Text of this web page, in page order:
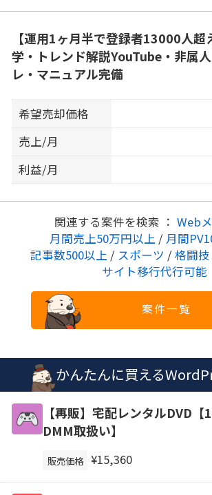
【運用1ヶ月半で登録者13000人
学・トレンド解説YouTube・非属
レ・マニュアル完備
希望売却価格
売上/月
利益/月
関連する案件を検索 ： Web
月間売上50万円以上 / 月間
記事数500以上 / スポーツ / 格闘技
サイト移行代行可能
案件一覧
かんたんに買える
【再販】宅配レンタルDVD【
DMM取扱い】
販売価格 ¥15,360